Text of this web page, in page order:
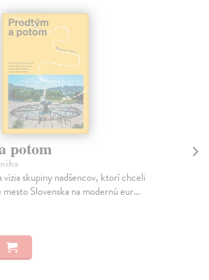
Město a jeho nejisté zdi
Murakami Haruki
Ty jsi to byla, kdo mi vyprávěl o tom městě. Město a
jeho nejisté zdi – dlouho očekávaný román Haru...
31,21 €
32,85 €